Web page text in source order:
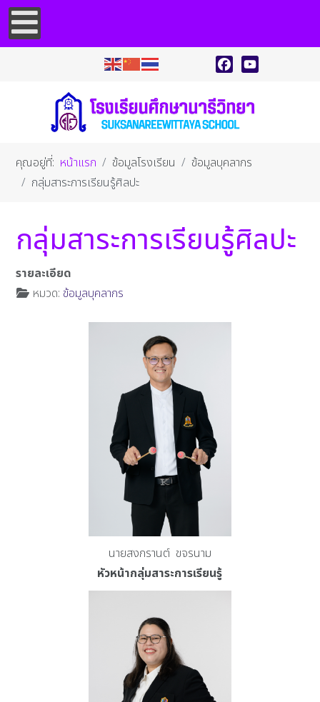
คุณอยู่ที่: หน้าแรก ข้อมูลโรงเรียน
ข้อมูลบุคลากร
กลุ่มสาระการเรียนรู้ศิลปะ
กลุ่มสาระการเรียนรู้ศิลปะ
รายละเอียด
หมวด:ข้อมูลบุคลากร
นายสงกรานต์ ขจรนาม
หัวหน้ากลุ่มสาระการเรียนรู้